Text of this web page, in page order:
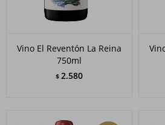
Vino El Reventón La Reina
750ml
$ 2.580